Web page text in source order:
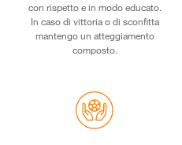
con rispetto e in modo educato.
In caso di vittoria o di sconfitta
mantengo un atteggiamento
composto.